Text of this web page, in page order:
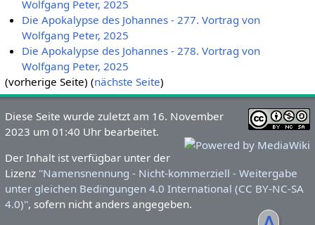
Wolfgang Peter, 2025
Die Apokalypse des Johannes - 277. Vortrag von
Wolfgang Peter, 2025
Die Apokalypse des Johannes - 278. Vortrag von
Wolfgang Peter, 2025
(vorherige Seite) (nächste Seite)
Diese Seite wurde zuletzt am 16. November
2023 um 01:40 Uhr bearbeitet.
Der Inhalt ist verfügbar unter der
Lizenz ''Namensnennung - Nicht-kommerziell - Weitergabe
unter gleichen Bedingungen 4.0 International (CC BY-NC-SA
4.0)'', sofern nicht anders angegeben.